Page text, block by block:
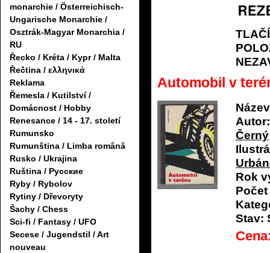
monarchie / Österreichisch-
Ungarische Monarchie /
Osztrák-Magyar Monarchia /
RU
Řecko / Kréta / Kypr / Malta
Řečtina / ελληνικά
Reklama
Řemesla / Kutilství /
Domácnost / Hobby
Renesance / 14 - 17. století
Rumunsko
Rumunština / Limba română
Rusko / Ukrajina
Ruština / Русские
Ryby / Rybolov
Rytiny / Dřevoryty
Šachy / Chess
Sci-fi / Fantasy / UFO
Secese / Jugendstil / Art
nouveau
Automobil v
Autor:
Černý
Rok
Stav: